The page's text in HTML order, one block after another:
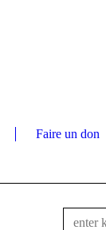
Faire un don